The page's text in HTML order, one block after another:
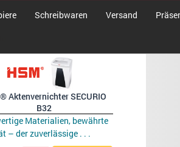
Schreibwaren Versand
Aktenvernichter SECURIO
B32
Materialien, bewährte
– der zuverlässige . . .